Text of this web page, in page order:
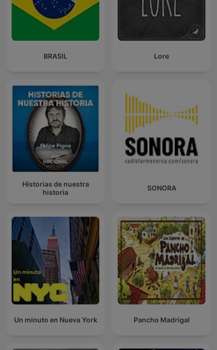
BRASIL Lore
Historias de nuestra
historia
SONORA
Un minuto en Nueva York Pancho Madrigal